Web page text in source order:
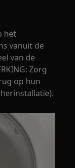
het
vanuit de
van de
Zorg
op hun